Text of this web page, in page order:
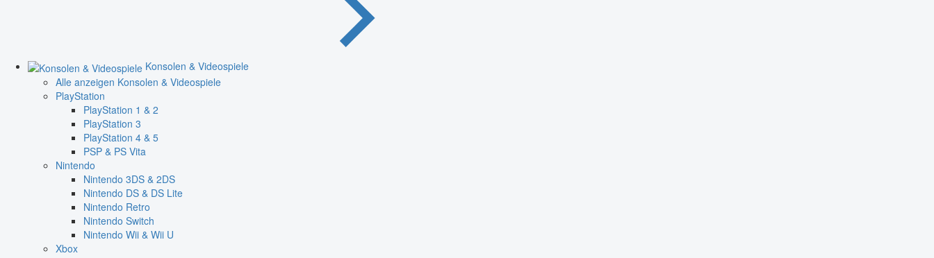
Konsolen & Videospiele
Alle anzeigen Konsolen & Videospiele
PlayStation
PlayStation 1 & 2
PlayStation 3
PlayStation 4 & 5
PSP & PS Vita
Nintendo
Nintendo 3DS & 2DS
Nintendo DS & DS Lite
Nintendo Retro
Nintendo Switch
Nintendo Wii & Wii U
Xbox